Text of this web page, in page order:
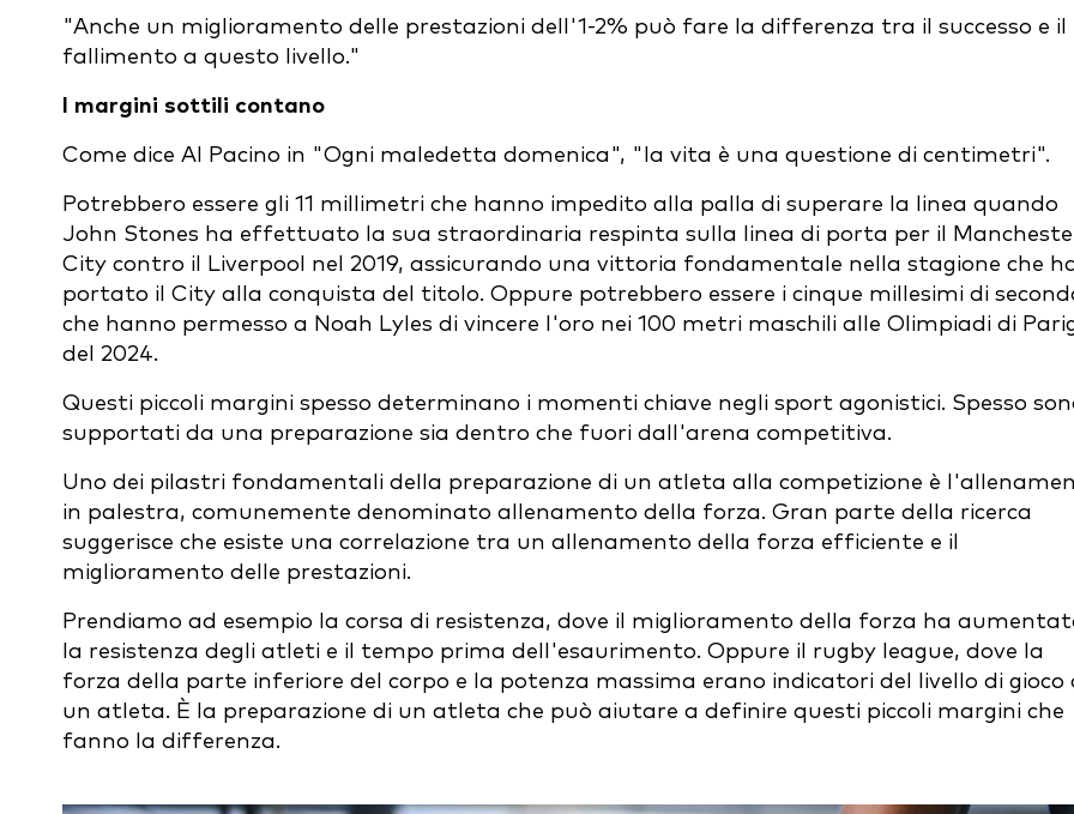
"Anche un miglioramento delle prestazioni dell'1-2% può fare la differenza tra il successo e il
fallimento a questo livello."
I margini sottili contano
Come dice Al Pacino in "Ogni maledetta domenica", "la vita è una questione di centimetri".
Potrebbero essere gli 11 millimetri che hanno impedito alla palla di superare la linea quando
John Stones ha effettuato la sua straordinaria respinta sulla linea di porta per il
City contro il Liverpool nel 2019, assicurando una vittoria fondamentale nella stagione che
portato il City alla conquista del titolo. Oppure potrebbero essere i cinque millesimi di
che hanno permesso a Noah Lyles di vincere l'oro nei 100 metri maschili alle Olimpiadi di
del 2024.
Questi piccoli margini spesso determinano i momenti chiave negli sport agonistici. Spesso
supportati da una preparazione sia dentro che fuori dall'arena competitiva.
Uno dei pilastri fondamentali della preparazione di un atleta alla competizione è
in palestra, comunemente denominato allenamento della forza. Gran parte della ricerca
suggerisce che esiste una correlazione tra un allenamento della forza efficiente e il
miglioramento delle prestazioni.
Prendiamo ad esempio la corsa di resistenza, dove il miglioramento della forza ha
la resistenza degli atleti e il tempo prima dell'esaurimento. Oppure il rugby league, dove la
forza della parte inferiore del corpo e la potenza massima erano indicatori del livello di gioco
un atleta. È la preparazione di un atleta che può aiutare a definire questi piccoli margini che
fanno la differenza.